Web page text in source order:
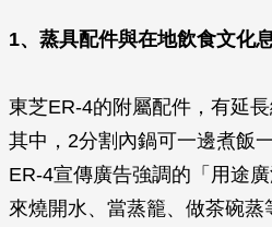
1、蒸具配件與在地飲食文化
東芝ER-4的附屬配件，有延
其中，2分割內鍋可一邊煮飯
ER-4宣傳廣告強調的「用途
來燒開水、當蒸籠、做茶碗